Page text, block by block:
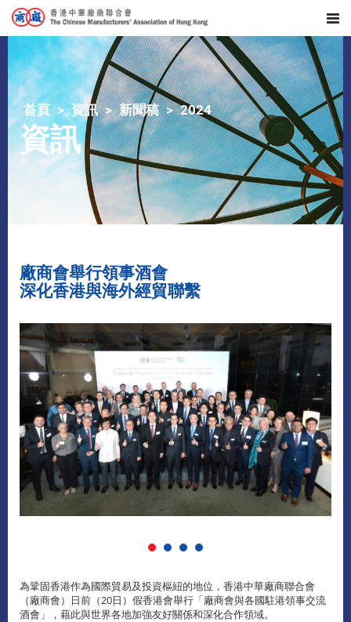
首頁 資訊 新聞稿 2024
資訊
廠商會舉行領事酒會
深化香港與海外經貿聯繫
為鞏固香港作為國際貿易及投資樞紐的地位，香港中華廠商聯合會
（廠商會）日前（20日）假香港會舉行「廠商會與各國駐港領事交流
酒會」，藉此與世界各地加強友好關係和深化合作領域。